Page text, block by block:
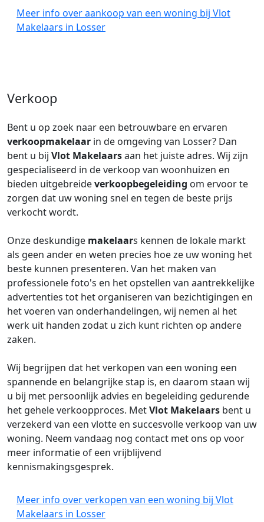
Meer info over aankoop van een woning bij Vlot
Makelaars in Losser
Verkoop
Bent u op zoek naar een betrouwbare en ervaren
verkoopmakelaar in de omgeving van Losser? Dan
bent u bij Vlot Makelaarsaan het juiste adres. Wij zijn
gespecialiseerd in de verkoop van woonhuizen en
bieden uitgebreideverkoopbegeleiding om ervoor te
zorgen dat uw woning snel en tegen de beste prijs
verkocht wordt.
Onze deskundige makelaars kennen de lokale markt
als geen ander en weten precies hoe ze uw woning het
beste kunnen presenteren. Van het maken van
professionele foto's en het opstellen van aantrekkelijke
advertenties tot het organiseren van bezichtigingen en
het voeren van onderhandelingen, wij nemen al het
werk uit handen zodat u zich kunt richten op andere
zaken.
Wij begrijpen dat het verkopen van een woning een
spannende en belangrijke stap is, en daarom staan wij
u bij met persoonlijk advies en begeleiding gedurende
het gehele verkoopproces. MetVlot Makelaars bent u
verzekerd van een vlotte en succesvolle verkoop van uw
woning. Neem vandaag nog contact met ons op voor
meer informatie of een vrijblijvend
kennismakingsgesprek.
Meer info over verkopen van een woning bij Vlot
Makelaars in Losser